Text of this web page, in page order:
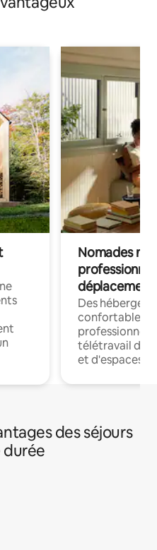
Nomades
déplacement
Des
confortables
professionnels
télétravail
et d'espaces
des séjours